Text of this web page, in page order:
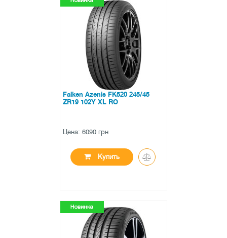
●в наличии
0 отзывов
Falken Azenis FK520 245/45
ZR19 102Y XL RO
Цена: 6090 грн
Купить
●в наличии
0 отзывов